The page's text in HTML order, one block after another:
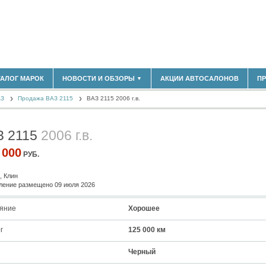
(14298)
МАРОК НОВОСТИ И ОБЗОРЫ ▼
НОВОСТИ РЫНКА
МАТЕРИАЛЫ ПАРТНЕРОВ
АКЦИИ АВТОСАЛОНОВ
Продажа ВАЗ 2115 ВАЗ 2115 2006 г.в.
2115 2006 г.в.
РУБ.
Клин
размещено 09 июля 2026
Хорошее
125 000 км
Черный